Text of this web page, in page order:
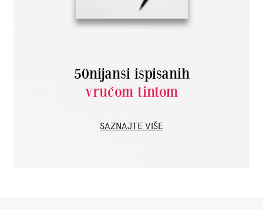
50nijansi ispisanih
vrućom tintom
SAZNAJTE VIŠE